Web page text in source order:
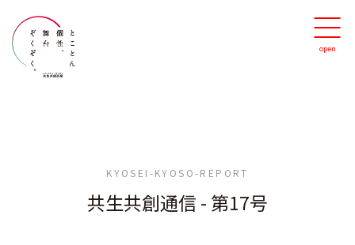
KYOSEI-KYOSO-REPORT
共生共創通信 - 第17号